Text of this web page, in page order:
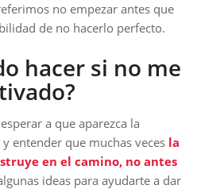
no empezar antes que
de no hacerlo perfecto.
hacer si no me
a que aparezca la
entender que muchas veces la
en el camino, no antes
ideas para ayudarte a dar